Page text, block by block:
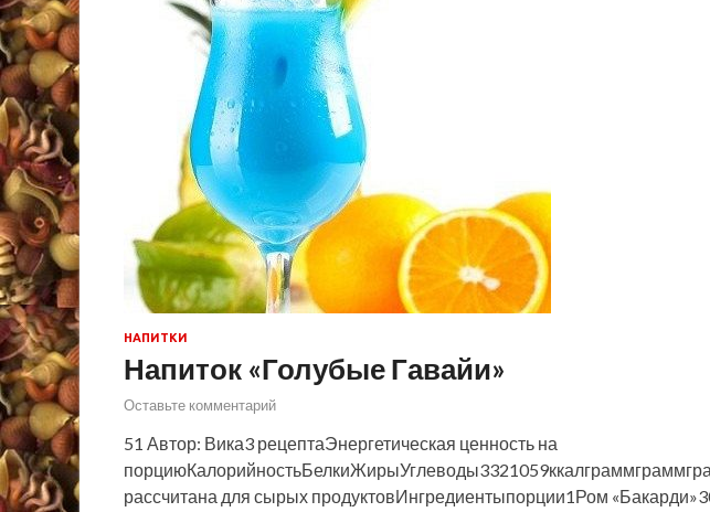
НАПИТКИ
Напиток «Голубые Гавайи»
Оставьте комментарий
51 Автор: Вика3 рецептаЭнергетическая ценность на
рассчитана для сырых продуктовИнгредиентыпорции1Ром